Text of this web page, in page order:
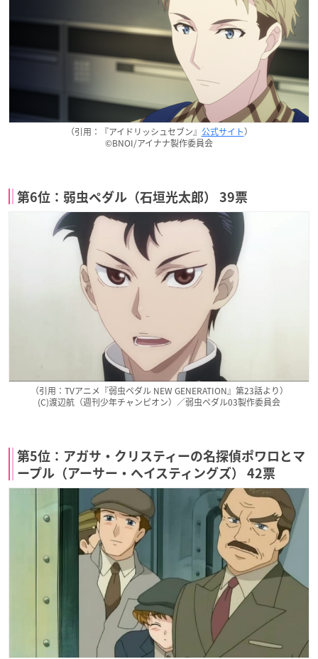
（引用：『アイドリッシュセブン』 公式サイト）
©BNOI/アイナナ製作委員会
第6位：弱虫ペダル（石垣光太郎） 39票
（引用：TVアニメ『弱虫ペダル NEW GENERATION』第23話より）
(C)渡辺航（週刊少年チャンピオン）／弱虫ペダル03製作委員会
第5位：アガサ・クリスティーの名探偵ポワロとマ
ープル（アーサー・ヘイスティングズ） 42票